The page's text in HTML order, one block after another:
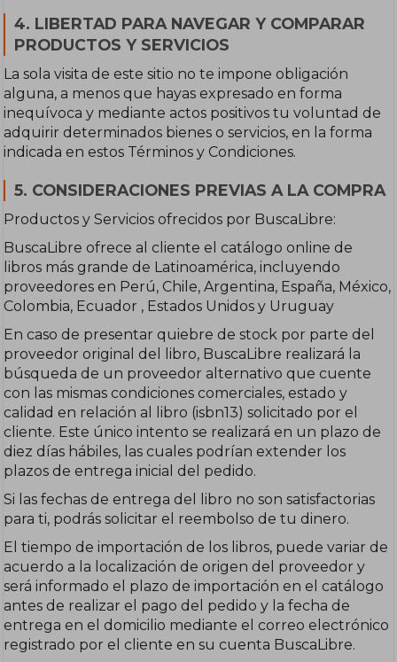
4. LIBERTAD PARA NAVEGAR Y COMPARAR
PRODUCTOS Y SERVICIOS
La sola visita de este sitio no te impone obligación
alguna, a menos que hayas expresado en forma
inequívoca y mediante actos positivos tu voluntad de
adquirir determinados bienes o servicios, en la forma
indicada en estos Términos y Condiciones.
5. CONSIDERACIONES PREVIAS A LA COMPRA
Productos y Servicios ofrecidos por BuscaLibre:
BuscaLibre ofrece al cliente el catálogo online de
libros más grande de Latinoamérica, incluyendo
proveedores en Perú, Chile, Argentina, España, México,
Colombia, Ecuador , Estados Unidos y Uruguay
En caso de presentar quiebre de stock por parte del
proveedor original del libro, BuscaLibre realizará la
búsqueda de un proveedor alternativo que cuente
con las mismas condiciones comerciales, estado y
calidad en relación al libro (isbn13) solicitado por el
cliente. Este único intento se realizará en un plazo de
diez días hábiles, las cuales podrían extender los
plazos de entrega inicial del pedido.
Si las fechas de entrega del libro no son satisfactorias
para ti, podrás solicitar el reembolso de tu dinero.
El tiempo de importación de los libros, puede variar de
acuerdo a la localización de origen del proveedor y
será informado el plazo de importación en el catálogo
antes de realizar el pago del pedido y la fecha de
entrega en el domicilio mediante el correo electrónico
registrado por el cliente en su cuenta BuscaLibre.